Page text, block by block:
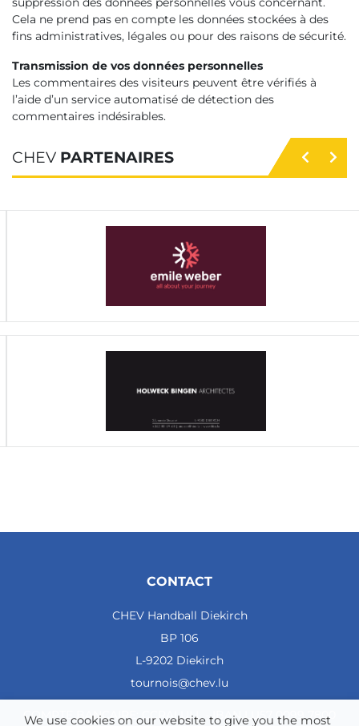
Cela ne prend pas en compte les données stockées à des
fins administratives, légales ou pour des raisons de sécurité.
Transmission de vos données personnelles
Les commentaires des visiteurs peuvent être vérifiés à
l’aide d’un service automatisé de détection des
commentaires indésirables.
CHEV PARTENAIRES
CONTACT
CHEV Handball Diekirch
BP 106
L-9202 Diekirch
tournois@chev.lu
COMPTE BANCAIRE: CCRALULL - IBAN LU57 0099 7800
We use cookies on our website to give you the most